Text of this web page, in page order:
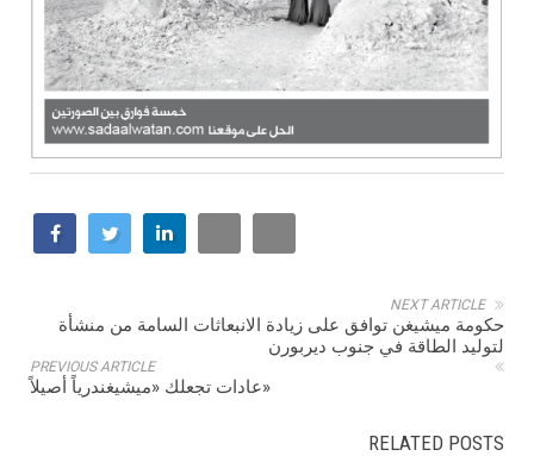
NEXT ARTICLE
حكومة ميشيغن توافق على زيادة الانبعاثات السامة من منشأة
لتوليد الطاقة في جنوب ديربورن
PREVIOUS ARTICLE
عادات تجعلك «ميشيغندرياً أصيلاً»
RELATED POSTS